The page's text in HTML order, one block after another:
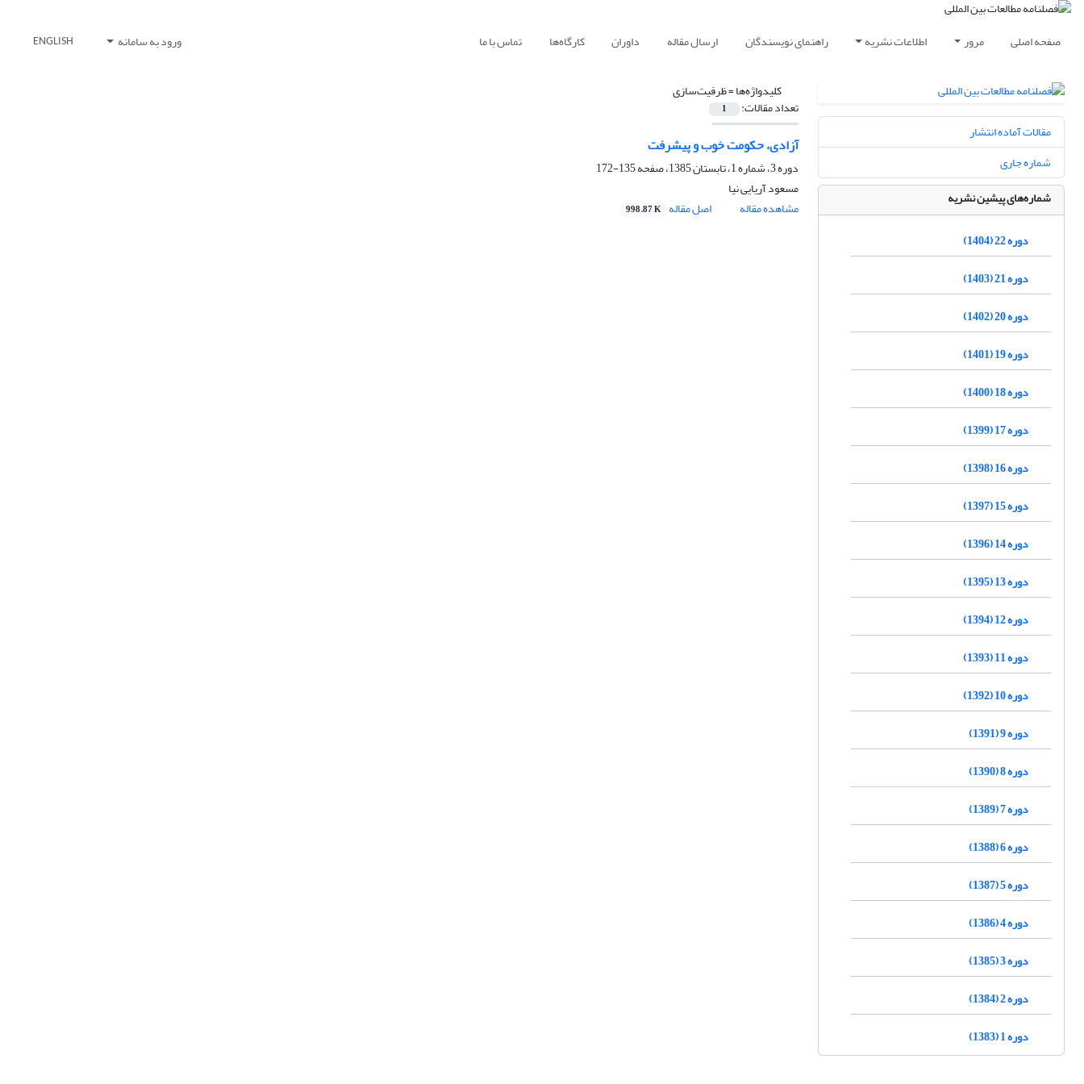
صفحه اصلی مرور اطلاعات نشریه راهنمای نویسندگان ارسال مقاله داوران کارگاه‌ها تماس با ما ورود به سامانه ENGLISH
کلیدواژه‌ها =ظرفیت‌سازی
تعداد مقالات: 1
آزادی، حکومت خوب و پیشرفت
دوره 3، شماره 1، تابستان 1385، صفحه
135-172
مسعود آریایی نیا
مشاهده مقاله
اصل مقاله 998.87 K
مقالات آماده انتشار
شماره جاری
شماره‌های پیشین نشریه
دوره 22 (1404)
دوره 21 (1403)
دوره 20 (1402)
دوره 19 (1401)
دوره 18 (1400)
دوره 17 (1399)
دوره 16 (1398)
دوره 15 (1397)
دوره 14 (1396)
دوره 13 (1395)
دوره 12 (1394)
دوره 11 (1393)
دوره 10 (1392)
دوره 9 (1391)
دوره 8 (1390)
دوره 7 (1389)
دوره 6 (1388)
دوره 5 (1387)
دوره 4 (1386)
دوره 3 (1385)
دوره 2 (1384)
دوره 1 (1383)